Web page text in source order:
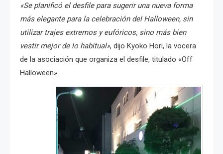
«Se planificó el desfile para sugerir una nueva forma
más elegante para la celebración del Halloween, sin
utilizar trajes extremos y eufóricos, sino más bien
vestir mejor de lo habitual», dijo Kyoko Hori, la vocera
de la asociación que organiza el desfile, titulado «Off
Halloween».